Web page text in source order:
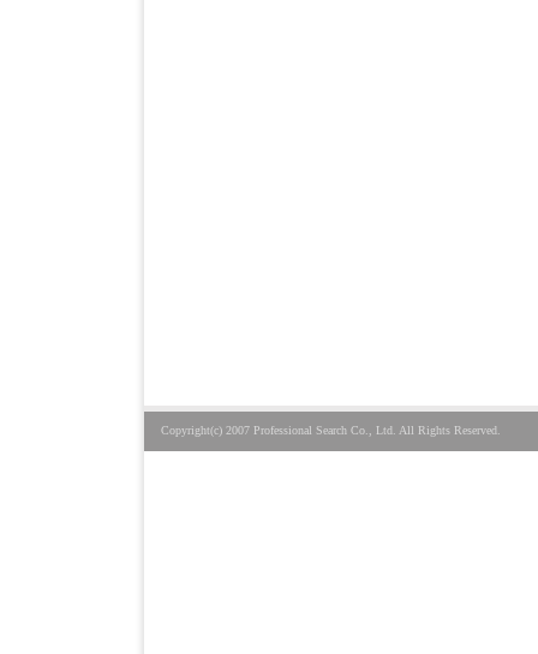
Copyright(c) 2007 Professional Search Co., Ltd. All Rights Reserved.